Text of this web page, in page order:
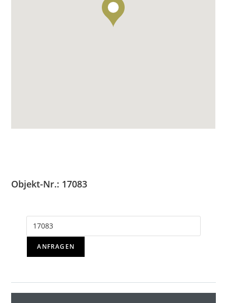
Objekt-Nr.: 17083
ANFRAGEN